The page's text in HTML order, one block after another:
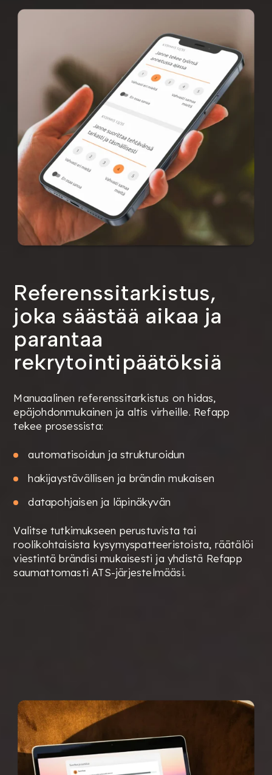
Referenssitarkistus,
joka säästää aikaa ja
parantaa
rekrytointipäätöksiä
Manuaalinen referenssitarkistus on hidas,
epäjohdonmukainen ja altis virheille. Refapp
tekee prosessista:
automatisoidun ja strukturoidun
hakijaystävällisen ja brändin mukaisen
datapohjaisen ja läpinäkyvän
Valitse tutkimukseen perustuvista tai
roolikohtaisista kysymyspatteeristoista, räätälöi
viestintä brändisi mukaisesti ja yhdistä Refapp
saumattomasti ATS-järjestelmääsi.